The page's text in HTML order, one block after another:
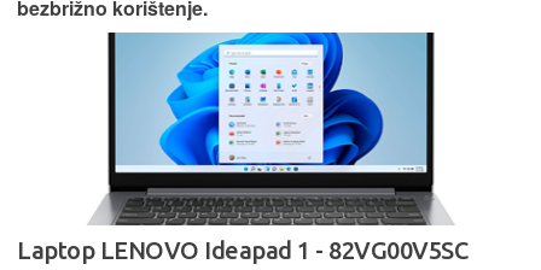
bezbrižno korištenje.
Laptop LENOVO Ideapad 1 - 82VG00V5SC